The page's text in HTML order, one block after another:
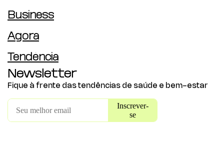
Business
Agora
Tendência
Newsletter
Fique à frente das tendências de saúde e bem-estar